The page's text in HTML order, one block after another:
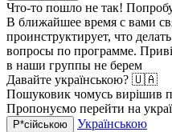
Что-то пошло не так!
В ближайшее время с вами
проинструктирует, что
вопросы по программе.
в наши группы не берем
Давайте українською? 🇺🇦
Пошуковик чомусь вирішив
Пропонуємо перейти на
Р*сійською Українською